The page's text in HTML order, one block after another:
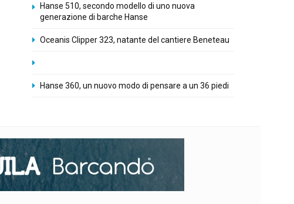
Hanse 510, secondo modello di uno nuova
generazione di barche Hanse
Oceanis Clipper 323, natante del cantiere Beneteau
Hanse 360, un nuovo modo di pensare a un 36 piedi